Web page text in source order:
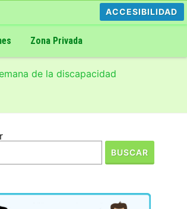
Zona Privada
de la discapacidad
BUSCAR
ACCESIBILIDAD